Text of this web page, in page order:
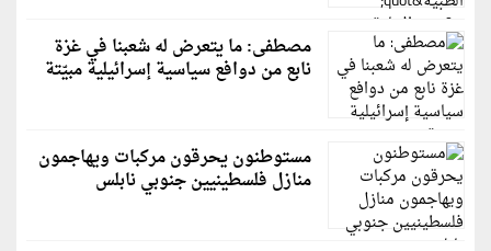
مصطفى: ما يتعرض له شعبنا في غزة
نابع من دوافع سياسية إسرائيلية مبيّتة
مستوطنون يحرقون مركبات ويهاجمون
منازل فلسطينيين جنوبي نابلس